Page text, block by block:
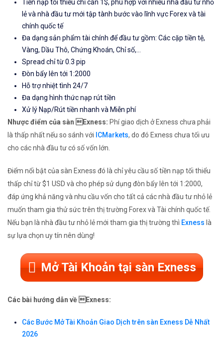
Tiền nạp tối thiểu chỉ cần 1$, phù hợp với nhiều nhà đầu tư nhỏ
lẻ và nhà đầu tư mới tập tành bước vào lĩnh vực Forex và tài
chính quốc tế
Đa dạng sản phẩm tài chính để đầu tư gồm: Các cặp tiền tệ,
Vàng, Dầu Thô, Chứng Khoán, Chỉ số,...
Spread chỉ từ 0.3 pip
Đòn bẩy lên tới 1:2000
Hỗ trợ nhiệt tình 24/7
Đa dạng hình thức nạp rút tiền
Xử lý Nạp/Rút tiền nhanh và Miễn phí
Nhược điểm của sàn Exness: Phí giao dịch ở Exness chưa phải
là thấp nhất nếu so sánh với ICMarkets, do đó Exness chưa tối ưu
cho các nhà đầu tư có số vốn lớn.
Điểm nổi bật của sàn Exness đó là chỉ yêu cầu số tiền nạp tối thiểu
thấp chỉ từ $1 USD và cho phép sử dụng đòn bẩy lên tới 1:2000,
đáp ứng khả năng và nhu cầu vốn cho tất cả các nhà đầu tư nhỏ lẻ
muốn tham gia thử sức trên thị trường Forex và Tài chính quốc tế.
Nếu bạn là nhà đầu tư nhỏ lẻ mới tham gia thị trường thì Exness là
sự lựa chọn uy tín nên dùng!
Mở Tài Khoản tại sàn Exness
Các bài hướng dẫn về Exness:
Các Bước Mở Tài Khoản Giao Dịch trên sàn Exness Dễ Nhất
2026